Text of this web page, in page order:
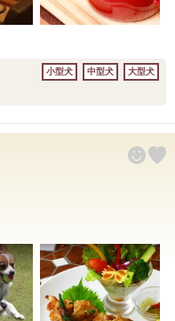
小型犬 中型犬 大型犬